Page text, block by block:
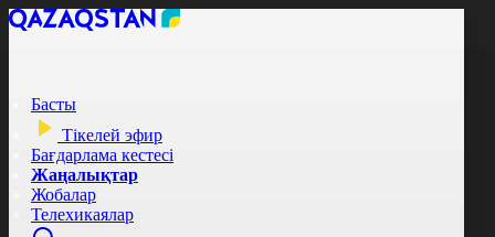
Басты
Тікелей эфир
Бағдарлама кестесі
Жаңалықтар
Жобалар
Телехикаялар